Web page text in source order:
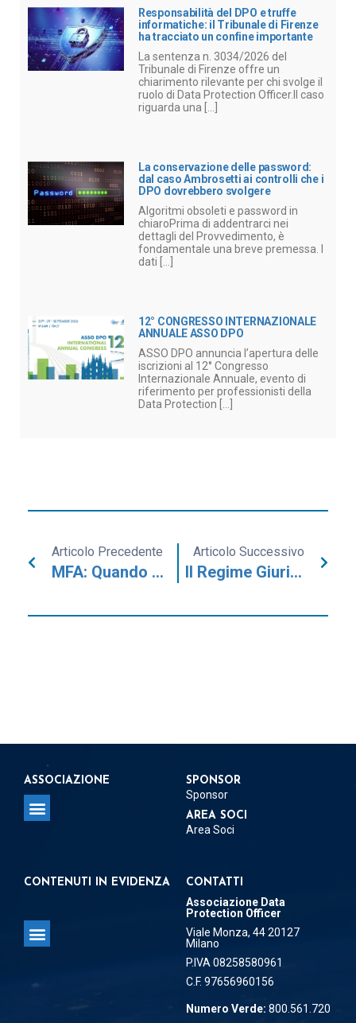
Responsabilità del DPO e truffe
informatiche: il Tribunale di Firenze
ha tracciato un confine importante
La sentenza n. 3034/2026 del
Tribunale di Firenze offre un
chiarimento rilevante per chi svolge il
ruolo di Data Protection Officer.Il caso
riguarda una [...]
La conservazione delle password:
dal caso Ambrosetti ai controlli che i
DPO dovrebbero svolgere
Algoritmi obsoleti e password in
chiaroPrima di addentrarci nei
dettagli del Provvedimento, è
fondamentale una breve premessa. I
dati [...]
12° CONGRESSO INTERNAZIONALE
ANNUALE ASSO DPO
ASSO DPO annuncia l’apertura delle
iscrizioni al 12° Congresso
Internazionale Annuale, evento di
riferimento per professionisti della
Data Protection [...]
Articolo Precedente
MFA: Quando Pretendere L’autenticazione A Più Fattori? Una Guida Per I DPO
Articolo Successivo
Il Regime Giuridico Dei Tracking Pixel: Analisi Del Provvedimento Del 17 Aprile 2026
ASSOCIAZIONE SPONSOR
Sponsor
AREA SOCI
Area Soci
CONTENUTI IN EVIDENZA CONTATTI
Associazione Data
Protection Officer
Viale Monza, 44 20127
Milano
P.IVA 08258580961
C.F. 97656960156
Numero Verde: 800.561.720